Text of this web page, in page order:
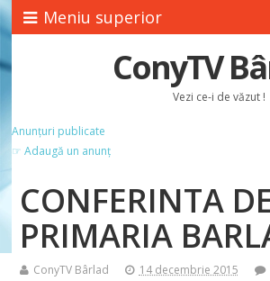
Meniu superior
ConyTV
Vezi ce-i de văzut !
Anunțuri publicate
☞ Adaugă un anunț
CONFERINTA
PRIMARIA
ConyTV Bârlad 14 decembrie 2015